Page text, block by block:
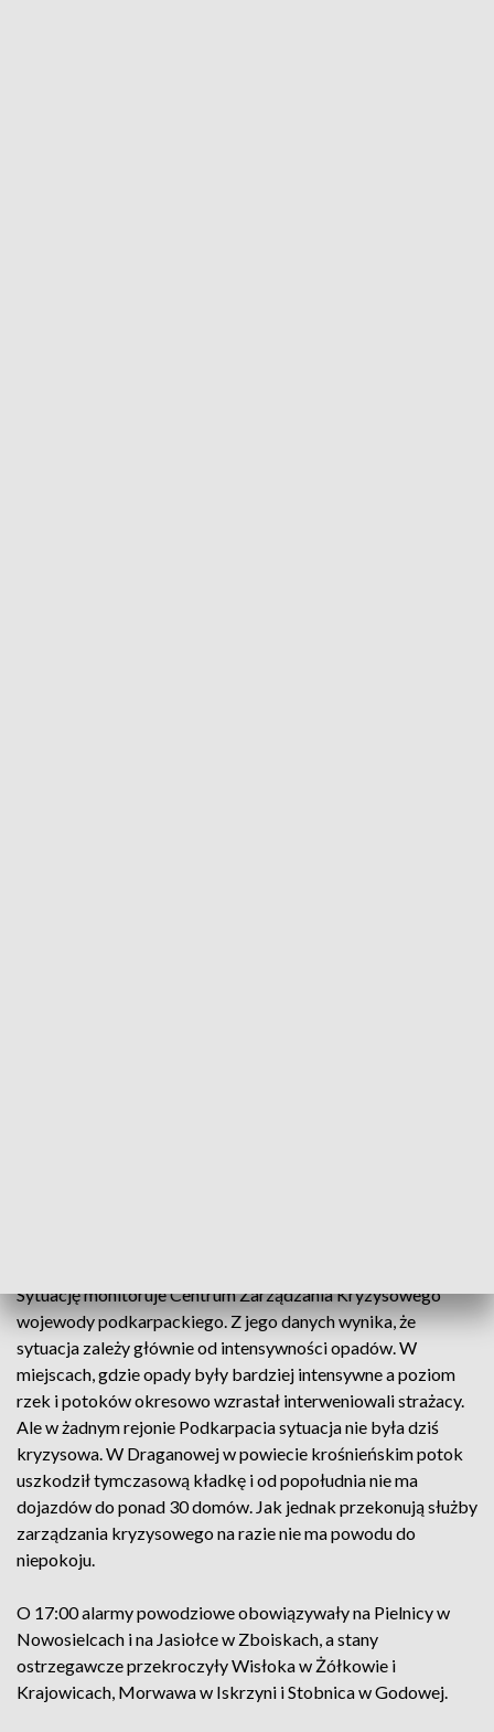
Sytuację monitoruje Centrum Zarządzania Kryzysowego
wojewody podkarpackiego. Z jego danych wynika, że
sytuacja zależy głównie od intensywności opadów. W
miejscach, gdzie opady były bardziej intensywne a poziom
rzek i potoków okresowo wzrastał interweniowali strażacy.
Ale w żadnym rejonie Podkarpacia sytuacja nie była dziś
kryzysowa. W Draganowej w powiecie krośnieńskim potok
uszkodził tymczasową kładkę i od popołudnia nie ma
dojazdów do ponad 30 domów. Jak jednak przekonują służby
zarządzania kryzysowego na razie nie ma powodu do
niepokoju.
O 17:00 alarmy powodziowe obowiązywały na Pielnicy w
Nowosielcach i na Jasiołce w Zboiskach, a stany
ostrzegawcze przekroczyły Wisłoka w Żółkowie i
Krajowicach, Morwawa w Iskrzyni i Stobnica w Godowej.